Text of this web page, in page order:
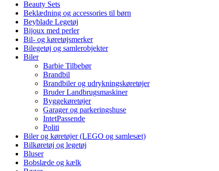
Beauty Sets
Beklædning og accessories til børn
Beyblade Legetøj
Bijoux med perler
Bil- og køretøjsmerker
Bilegetøj og samlerobjekter
Biler
Barbie Tilbebør
Brandbil
Brandbiler og udrykningskøretøjer
Bruder Landbrugsmaskiner
Byggekøretøjer
Garager og parkeringshuse
IntetPassende
Politi
Biler og køretøjer (LEGO og samlesæt)
Bilkøretøj og legetøj
Bluser
Bobslæde og kælk